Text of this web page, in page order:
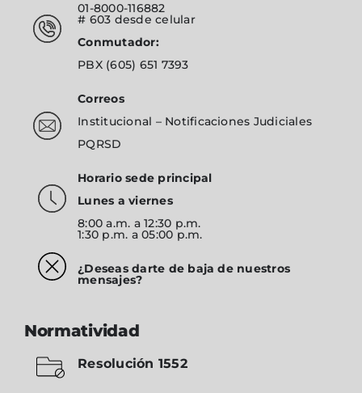
01-8000-116882
# 603 desde celular
Conmutador:
PBX (605) 651 7393
Correos
Institucional – Notificaciones Judiciales
PQRSD
Horario sede principal
Lunes a viernes
8:00 a.m. a 12:30 p.m.
1:30 p.m. a 05:00 p.m.
¿Deseas darte de baja de nuestros
mensajes?
Normatividad
Resolución 1552